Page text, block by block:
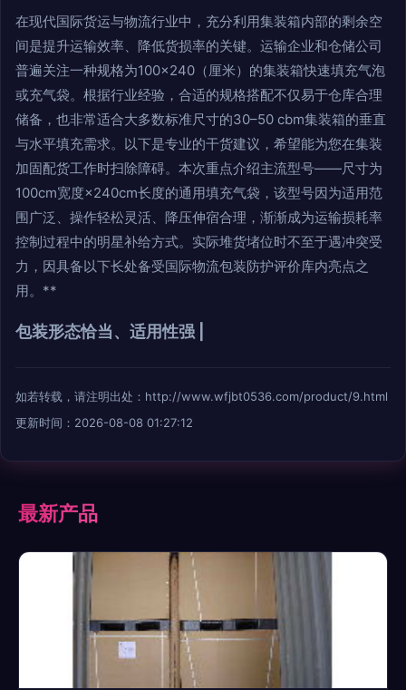
在现代国际货运与物流行业中，充分利用集装箱内部的剩余空
间是提升运输效率、降低货损率的关键。运输企业和仓储公司
普遍关注一种规格为100×240（厘米）的集装箱快速填充气泡
或充气袋。根据行业经验，合适的规格搭配不仅易于仓库合理
储备，也非常适合大多数标准尺寸的30–50 cbm集装箱的垂直
与水平填充需求。以下是专业的干货建议，希望能为您在集装
加固配货工作时扫除障碍。本次重点介绍主流型号——尺寸为
100cm宽度×240cm长度的通用填充气袋，该型号因为适用范
围广泛、操作轻松灵活、降压伸宿合理，渐渐成为运输损耗率
控制过程中的明星补给方式。实际堆货堵位时不至于遇冲突受
力，因具备以下长处备受国际物流包装防护评价库内亮点之
用。**
包装形态恰当、适用性强 |
如若转载，请注明出处：http://www.wfjbt0536.com/product/9.html
更新时间：2026-08-08 01:27:12
最新产品